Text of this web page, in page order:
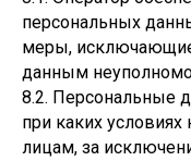
персональных
меры,
данным
8.2. Персональные
при каких
лицам, за